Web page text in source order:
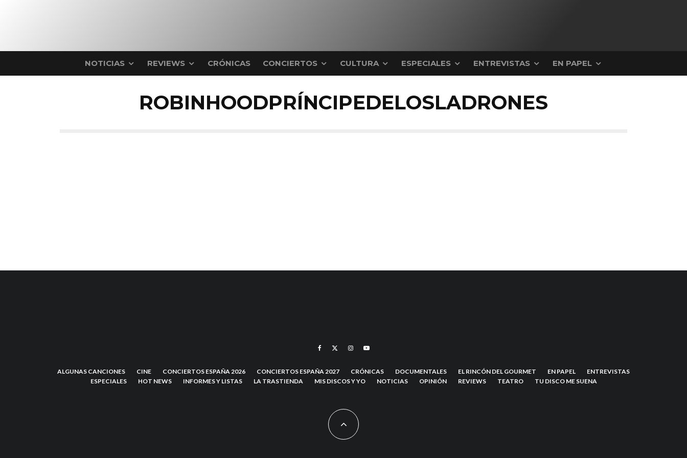
NOTICIAS REVIEWS CRÓNICAS CONCIERTOS CULTURA ESPECIALES ENTREVISTAS EN PAPEL
ROBINHOODPRÍNCIPEDELOSLADRONES
ALGUNAS CANCIONES CINE CONCIERTOS ESPAÑA 2026 CONCIERTOS ESPAÑA 2027 CRÓNICAS DOCUMENTALES EL RINCÓN DEL GOURMET EN PAPEL
ENTREVISTAS
ESPECIALES
HOT NEWS INFORMES Y LISTAS LA TRASTIENDA MIS DISCOS Y YO NOTICIAS OPINIÓN REVIEWS TEATRO TU DISCO ME SUENA